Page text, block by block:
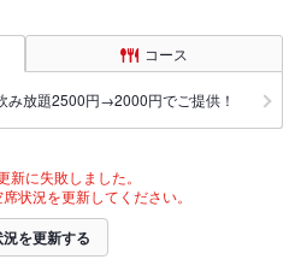
コース
み放題2500円→2000円でご提供！
新に失敗しました。
状況を更新してください。
を更新する